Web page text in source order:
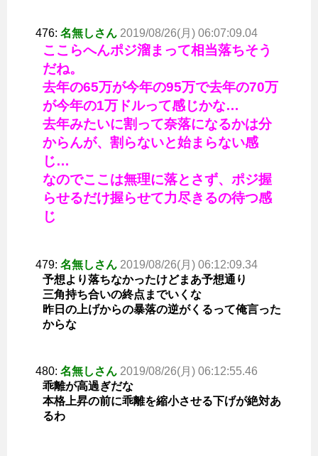
476: 名無しさん 2019/08/26(月) 06:07:09.04
ここらへんポジ溜まって相当落ちそう
だね。
去年の65万が今年の95万で去年の70万
が今年の1万ドルって感じかな…
去年みたいに割って奈落になるかは分
からんが、割らないと始まらない感
じ…
なのでここは無理に落とさず、ポジ握
らせるだけ握らせて力尽きるの待つ感
じ
479: 名無しさん 2019/08/26(月) 06:12:09.34
予想より落ちなかったけどまあ予想通り
三角持ち合いの終点までいくな
昨日の上げからの暴落の逆がくるって俺言った
からな
480: 名無しさん 2019/08/26(月) 06:12:55.46
乖離が高過ぎだな
本格上昇の前に乖離を縮小させる下げが絶対あ
るわ